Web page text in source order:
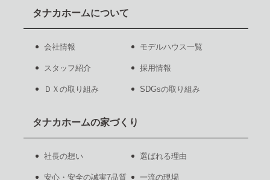
タナカホームについて
会社情報 モデルハウス一覧
スタッフ紹介 採用情報
ＤＸの取り組み SDGsの取り組み
タナカホームの家づくり
社長の想い 選ばれる理由
安心・安全の誠実7品質 一流の現場